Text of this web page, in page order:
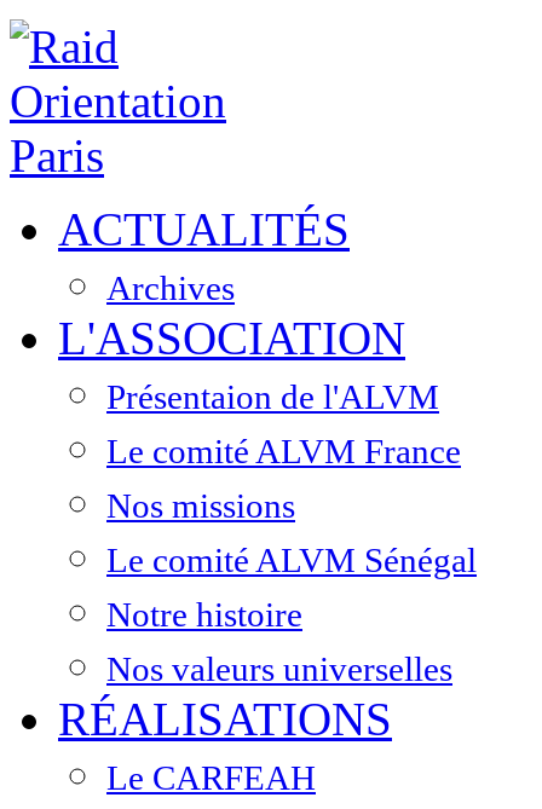
ACTUALITÉS
Archives
L'ASSOCIATION
Présentaion de l'ALVM
Le comité ALVM France
Nos missions
Le comité ALVM Sénégal
Notre histoire
Nos valeurs universelles
RÉALISATIONS
Le CARFEAH